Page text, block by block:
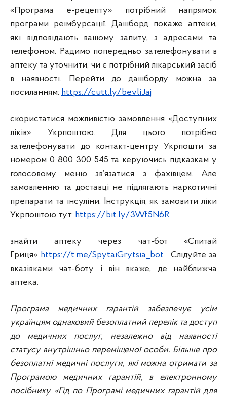
«Програма е-рецепту» потрібний напрямок
програми реімбурсації. Дашборд покаже аптеки,
які відповідають вашому запиту, з адресами та
телефоном. Радимо попередньо зателефонувати в
аптеку та уточнити, чи є потрібний лікарський засіб
в наявності. Перейти до дашборду можна за
посиланням: https://cutt.ly/bevliJaj
скористатися можливістю замовлення «Доступних
ліків» Укрпоштою. Для цього потрібно
зателефонувати до контакт-центру Укрпошти за
номером 0 800 300 545 та керуючись підказкам у
голосовому меню зв’язатися з фахівцем. Але
замовленню та доставці не підлягають наркотичні
препарати та інсуліни. Інструкція, як замовити ліки
Укрпоштою тут: https://bit.ly/3Wf5N6R
знайти аптеку через чат-бот «Спитай
Гриця» https://t.me/SpytaiGrytsia_bot . Слідуйте за
вказівками чат-боту і він вкаже, де найближча
аптека.
Програма медичних гарантій забезпечує усім
українцям однаковий безоплатний перелік та доступ
до медичних послуг, незалежно від наявності
статусу внутрішньо переміщеної особи. Більше про
безоплатні медичні послуги, які можна отримати за
Програмою медичних гарантій, в електронному
посібнику «Гід по Програмі медичних гарантій для